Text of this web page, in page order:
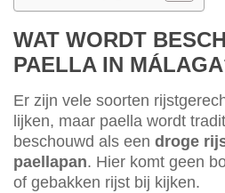
WAT WORDT
PAELLA IN
Er zijn vele soorten
lijken, maar paella wordt
beschouwd als een droge
paellapan. Hier komt geen
of gebakken rijst bij kijken.